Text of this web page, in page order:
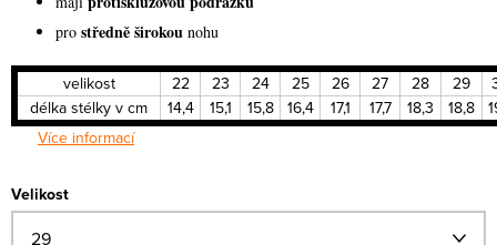
pro středně širokou nohu
velikost 22 23 24 25 26 27 28 29
délka stélky v cm
14,4 15,1 15,8 16,4 17,1 17,7 18,3 18,8
Více informací
Velikost